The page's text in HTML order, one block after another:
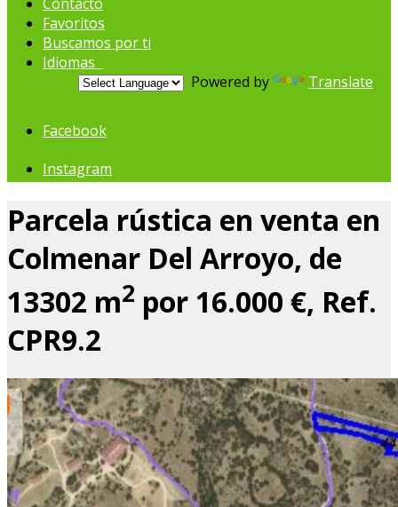
Favoritos
Buscamos por ti
Idiomas
Powered by
Translate
Facebook
Instagram
Parcela rústica en venta en
Colmenar Del Arroyo, de
13302 m2 por 16.000 €, Ref.
CPR9.2